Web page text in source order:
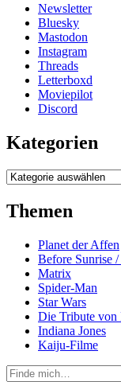
Newsletter
Bluesky
Mastodon
Instagram
Threads
Letterboxd
Moviepilot
Discord
Kategorien
Kategorien
Themen
Planet der Affen
Before Sunrise
Matrix
Spider-Man
Star Wars
Die Tribute von
Indiana Jones
Kaiju-Filme
Suche